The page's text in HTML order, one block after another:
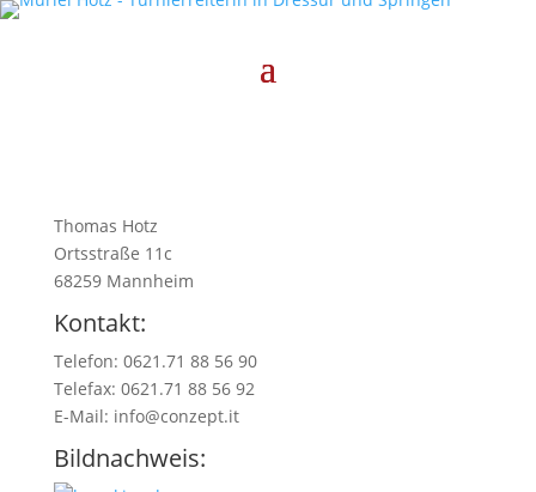
Thomas Hotz
Ortsstraße 11c
68259 Mannheim
Kontakt:
Telefon: 0621.71 88 56 90
Telefax: 0621.71 88 56 92
E-Mail: info@conzept.it
Bildnachweis: